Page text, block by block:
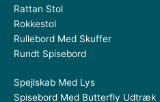
Rattan Stol
Rokkestol
Rullebord Med Skuffer
Rundt Spisebord
Spejlskab Med Lys
Spisebord Med Butterfly Udtræk